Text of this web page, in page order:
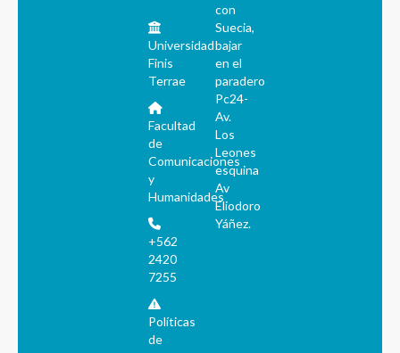
Universidad
Finis
Terrae
Facultad
de
Comunicaciones
y
Humanidades
+562
2420
7255
Políticas
de
con
Suecia,
bajar
en el
paradero
Pc24-
Av.
Los
Leones
esquina
Av
Eliodoro
Yáñez.